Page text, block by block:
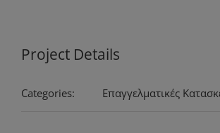
Project Details
Categories: Επαγγελματικές